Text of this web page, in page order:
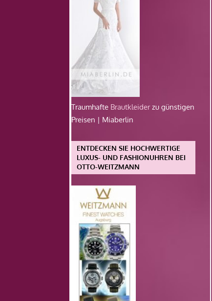
Traumhafte Brautkleiderzu günstigen
Preisen | Miaberlin
ENTDECKEN SIE HOCHWERTIGE
LUXUS- UND FASHIONUHREN BEI
OTTO-WEITZMANN